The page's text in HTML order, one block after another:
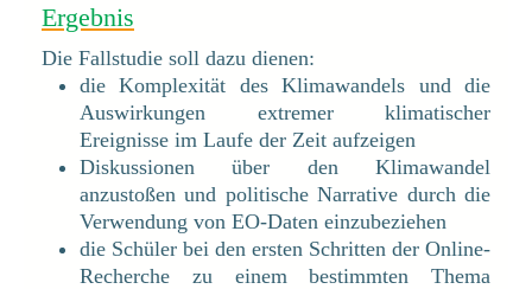
Ergebnis
Die Fallstudie soll dazu dienen:
die Komplexität des Klimawandels und die
Auswirkungen extremer klimatischer
Ereignisse im Laufe der Zeit aufzeigen
Diskussionen über den Klimawandel
anzustoßen und politische Narrative durch die
Verwendung von EO-Daten einzubeziehen
die Schüler bei den ersten Schritten der Online-
Recherche zu einem bestimmten Thema